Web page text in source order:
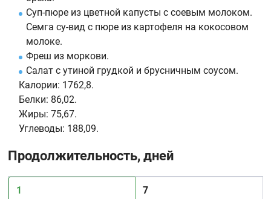
Суп-пюре из цветной капусты с соевым молоком.
Семга су-вид с пюре из картофеля на кокосовом
молоке.
Фреш из моркови.
Салат с утиной грудкой и брусничным соусом.
Калории: 1762,8.
Белки: 86,02.
Жиры: 75,67.
Углеводы: 188,09.
Продолжительность, дней
1 7